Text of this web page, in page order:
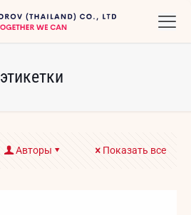
этикетки
Авторы Показать все